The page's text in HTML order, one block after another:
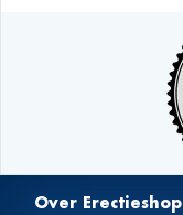
Over Erectieshop